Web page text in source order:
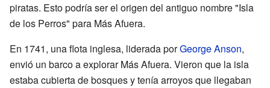
piratas. Esto podría ser el origen del antiguo nombre "Isla
de los Perros" para Más Afuera.
En 1741, una flota inglesa, liderada porGeorge Anson,
envió un barco a explorar Más Afuera. Vieron que la isla
estaba cubierta de bosques y tenía arroyos que llegaban